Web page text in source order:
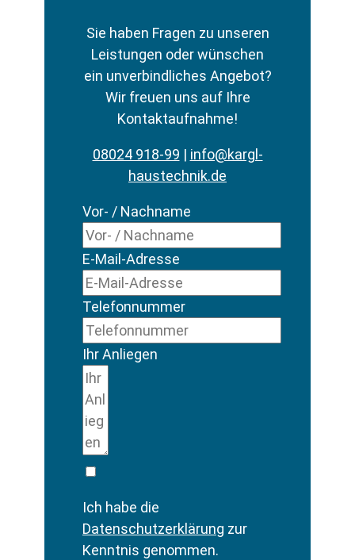
Sie haben Fragen zu unseren
Leistungen oder wünschen
ein unverbindliches Angebot?
Wir freuen uns auf Ihre
Kontaktaufnahme!
08024 918-99 | info@kargl-
haustechnik.de
Vor- / Nachname
E-Mail-Adresse
Telefonnummer
Ihr Anliegen
Ich habe die
Datenschutzerklärung zur
Kenntnis genommen.